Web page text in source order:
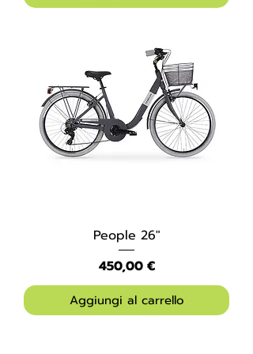
People 26″
Prezzo
450,00 €
Aggiungi al carrello